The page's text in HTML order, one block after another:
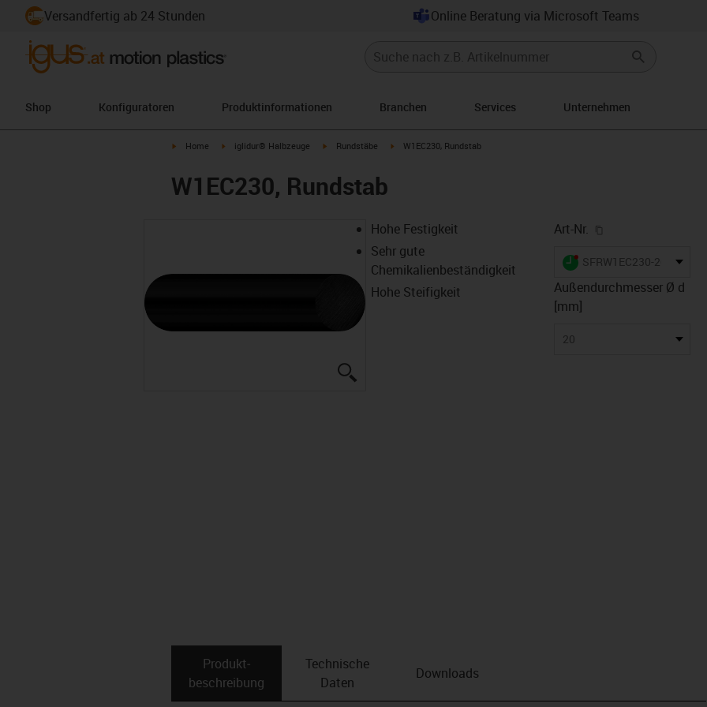
Versandfertig ab 24 Stunden Online Beratung via Microsoft Teams
Shop Konfiguratoren Produktinformationen Branchen Services Unternehmen
igus-icon-arrow-right
Home igus-icon-arrow-right
iglidur® Halbzeuge igus-icon-arrow-right
Rundstäbe igus-icon-arrow-right
W1EC230, Rundstab
W1EC230, Rundstab
Hohe Festigkeit
Sehr gute
Chemikalienbeständigkeit
Hohe Steifigkeit
Art-Nr.
igus-icon-lieferzeit-dot
SFRW1EC230-2000
Außendurchmesser Ø d
[mm]
20
Produkt­
beschreibung
Technische
Daten
Downloads